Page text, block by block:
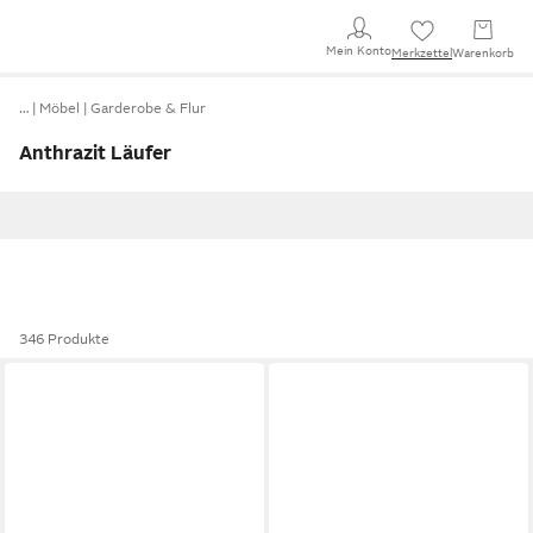
Mein KontoMerkzettel Warenkorb
… Möbel Garderobe & Flur
Anthrazit Läufer
346 Produkte